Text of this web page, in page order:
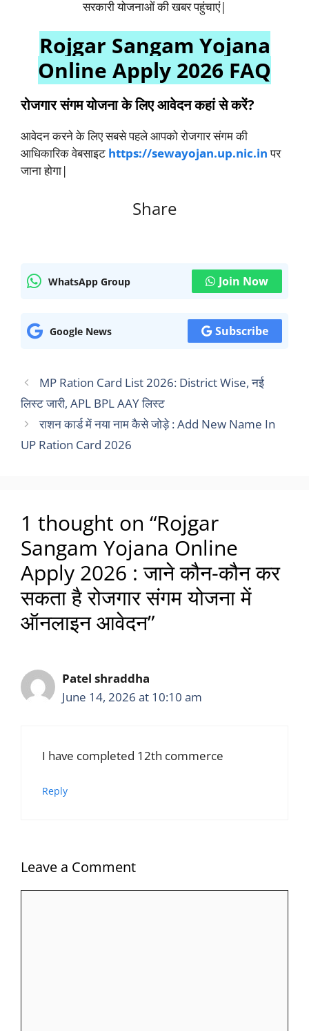
सरकारी योजनाओं की खबर पहुंचाएं|
Rojgar Sangam Yojana
Online Apply 2026 FAQ
रोजगार संगम योजना के लिए आवेदन कहां से करें?
आवेदन करने के लिए सबसे पहले आपको रोजगार संगम की
आधिकारिक वेबसाइट https://sewayojan.up.nic.inपर
जाना होगा|
Share
WhatsApp Group Join Now
Google News Subscribe
MP Ration Card List 2026: District Wise, नई
लिस्ट जारी, APL BPL AAY लिस्ट
राशन कार्ड में नया नाम कैसे जोड़े : Add New Name In
UP Ration Card 2026
1 thought on “Rojgar
Sangam Yojana Online
Apply 2026 : जाने कौन-कौन कर
सकता है रोजगार संगम योजना में
ऑनलाइन आवेदन”
Patel shraddha
June 14, 2026 at 10:10 am
I have completed 12th commerce
Reply
Leave a Comment